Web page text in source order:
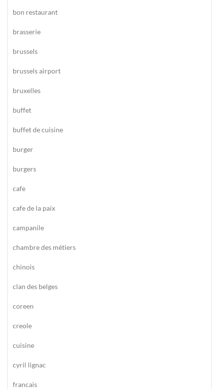
bon restaurant
brasserie
brussels
brussels airport
bruxelles
buffet
buffet de cuisine
burger
burgers
cafe
cafe de la paix
campanile
chambre des métiers
chinois
clan des belges
coreen
creole
cuisine
cyril lignac
francais